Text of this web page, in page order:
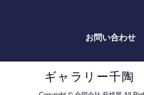
お問い合わせ
ギャラリー千陶